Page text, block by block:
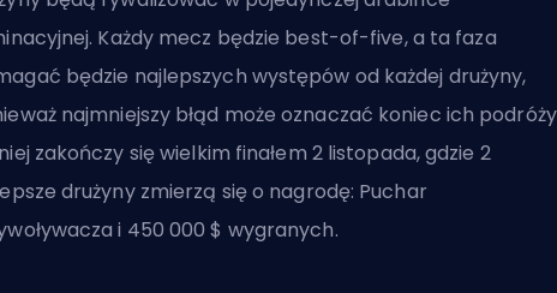
Każdy mecz będzie best-of-five, a ta faza
będzie najlepszych występów od każdej drużyny,
najmniejszy błąd może oznaczać koniec ich
zakończy się wielkim finałem 2 listopada, gdzie 2
drużyny zmierzą się o nagrodę: Puchar
i 450 000 $ wygranych.